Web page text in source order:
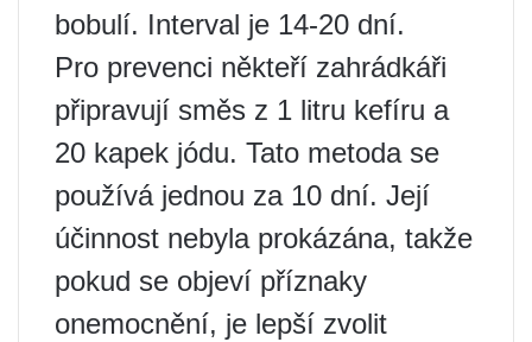
bobulí. Interval je 14-20 dní.
Pro prevenci někteří zahrádkáři
připravují směs z 1 litru kefíru a
20 kapek jódu. Tato metoda se
používá jednou za 10 dní. Její
účinnost nebyla prokázána, takže
pokud se objeví příznaky
onemocnění, je lepší zvolit